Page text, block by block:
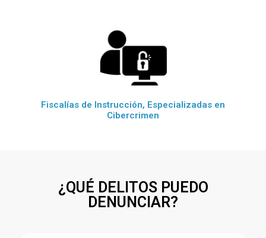
Fiscalías de Instrucción, Especializadas en
Cibercrimen
¿QUÉ DELITOS PUEDO
DENUNCIAR?